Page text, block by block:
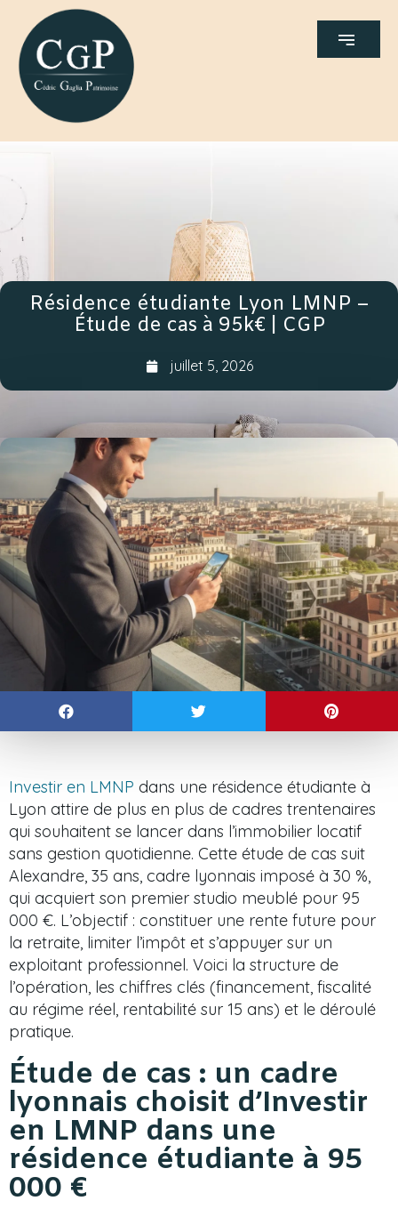
Résidence étudiante Lyon LMNP –
Étude de cas à 95k€ | CGP
juillet 5, 2026
Investir en LMNP dans une résidence étudiante à
Lyon attire de plus en plus de cadres trentenaires
qui souhaitent se lancer dans l’immobilier locatif
sans gestion quotidienne. Cette étude de cas suit
Alexandre, 35 ans, cadre lyonnais imposé à 30 %,
qui acquiert son premier studio meublé pour 95
000 €. L’objectif : constituer une rente future pour
la retraite, limiter l’impôt et s’appuyer sur un
exploitant professionnel. Voici la structure de
l’opération, les chiffres clés (financement, fiscalité
au régime réel, rentabilité sur 15 ans) et le déroulé
pratique.
Étude de cas : un cadre
lyonnais choisit d’Investir
en LMNP dans une
résidence étudiante à 95
000 €